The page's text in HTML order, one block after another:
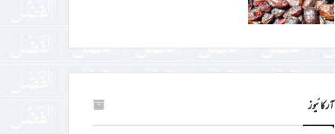
آرکائیوز